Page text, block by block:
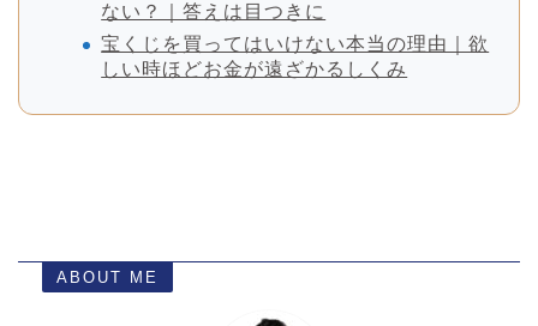
ない？｜答えは目つきに
宝くじを買ってはいけない本当の理由｜欲
しい時ほどお金が遠ざかるしくみ
ABOUT ME